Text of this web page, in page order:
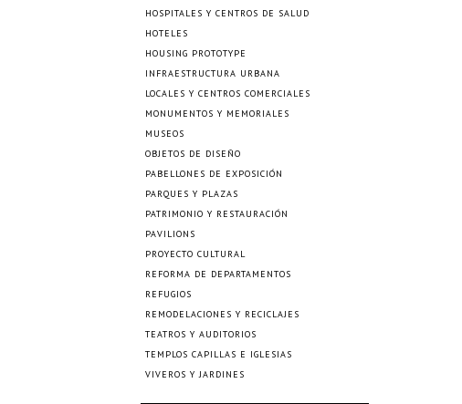
HOSPITALES Y CENTROS DE SALUD
HOTELES
HOUSING PROTOTYPE
INFRAESTRUCTURA URBANA
LOCALES Y CENTROS COMERCIALES
MONUMENTOS Y MEMORIALES
MUSEOS
OBJETOS DE DISEÑO
PABELLONES DE EXPOSICIÓN
PARQUES Y PLAZAS
PATRIMONIO Y RESTAURACIÓN
PAVILIONS
PROYECTO CULTURAL
REFORMA DE DEPARTAMENTOS
REFUGIOS
REMODELACIONES Y RECICLAJES
TEATROS Y AUDITORIOS
TEMPLOS CAPILLAS E IGLESIAS
VIVEROS Y JARDINES